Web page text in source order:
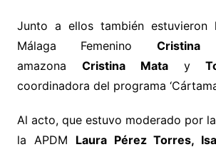
Junto a ellos también estuvieron
Málaga Femenino Cristina
amazona Cristina Matay
coordinadora del programa
Al acto, que estuvo moderado por
la APDM Laura Pérez Torres,